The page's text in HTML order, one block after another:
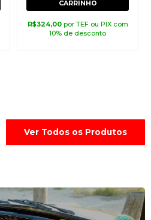
CARRINHO
R$324,00 por TEF ou PIX com
10% de desconto
Ver Todos os Produtos